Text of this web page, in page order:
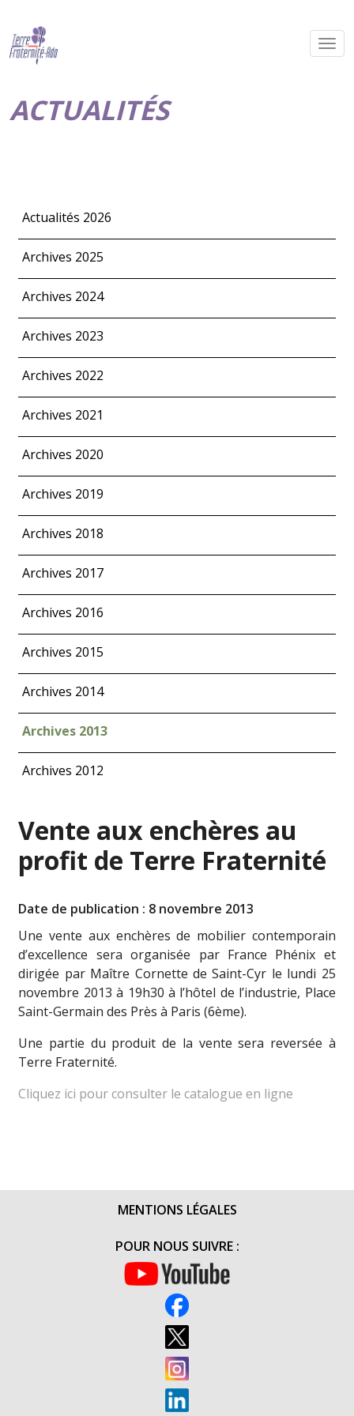
ACTUALITÉS
Actualités 2026
Archives 2025
Archives 2024
Archives 2023
Archives 2022
Archives 2021
Archives 2020
Archives 2019
Archives 2018
Archives 2017
Archives 2016
Archives 2015
Archives 2014
Archives 2013
Archives 2012
Vente aux enchères au
profit de Terre Fraternité
Date de publication : 8 novembre 2013
Une vente aux enchères de mobilier contemporain
d’excellence sera organisée par France Phénix et
dirigée par Maître Cornette de Saint-Cyr le lundi 25
novembre 2013 à 19h30 à l’hôtel de l’industrie, Place
Saint-Germain des Près à Paris (6ème).
Une partie du produit de la vente sera reversée à
Terre Fraternité.
Cliquez ici pour consulter le catalogue en ligne
MENTIONS LÉGALES
POUR NOUS SUIVRE :